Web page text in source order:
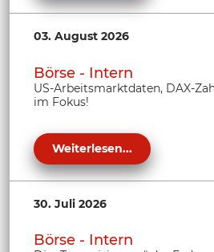
03. August 2026
Börse - Intern
US-Arbeitsmarktdaten, DAX-
im Fokus!
Weiterlesen...
30. Juli 2026
Börse - Intern